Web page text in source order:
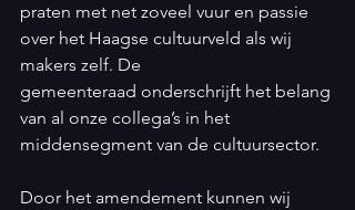
praten met net zoveel vuur en passie
over het Haagse cultuurveld als wij
makers zelf. De
gemeenteraad onderschrijft het belang
van al onze collega’s in het
middensegment van de cultuursector.
Door het amendement kunnen wij